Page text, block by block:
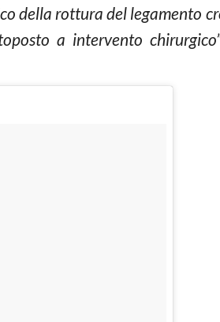
della rottura del legamento
a intervento